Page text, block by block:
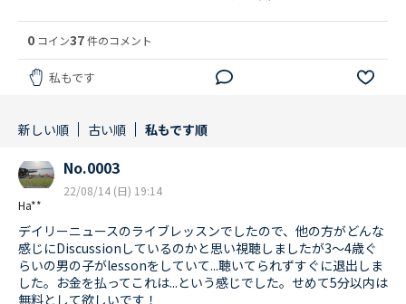
0 コイン37件のコメント
私もです
新しい順 古い順 私もです順
Ha**
No.0003
22/08/14 (日) 19:14
デイリーニュースのライブレッスンでしたので、他の方がどんな
感じにDiscussionしているのかと思い視聴しましたが3〜4歳ぐ
らいの男の子がlessonをしていて...聴いてられずすぐに退出しま
した。お金を払ってこれは...という感じでした。せめて5分以内は
無料として欲しいです！